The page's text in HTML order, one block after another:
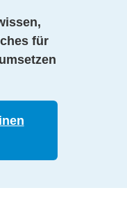
für